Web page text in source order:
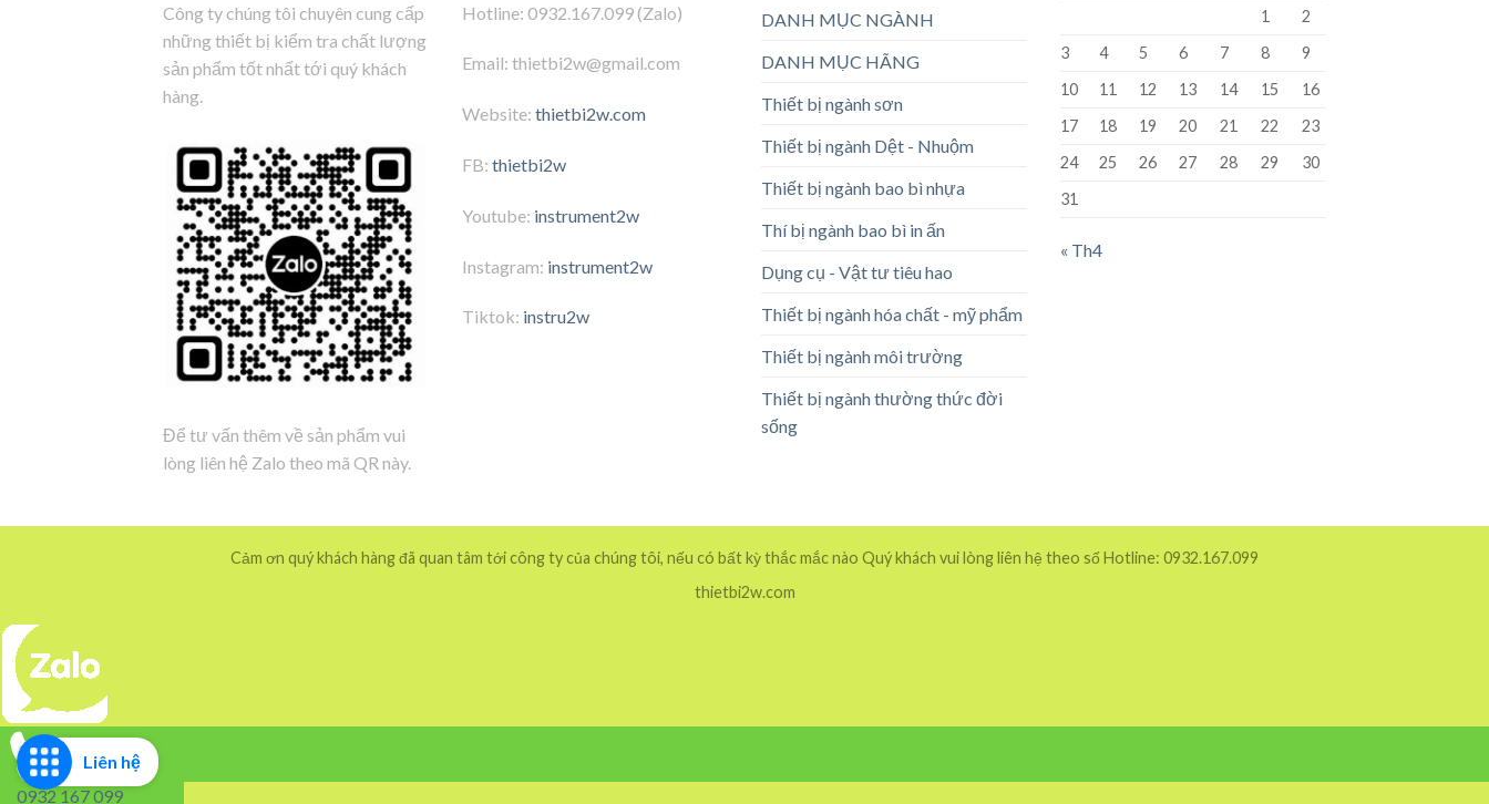
Công ty chúng tôi chuyên cung cấp
những thiết bị kiểm tra chất lượng
sản phẩm tốt nhất tới quý khách
hàng.
Để tư vấn thêm về sản phẩm vui
lòng liên hệ Zalo theo mã QR này.
Hotline: 0932.167.099 (Zalo)
Email: thietbi2w@gmail.com
Website: thietbi2w.com
FB: thietbi2w
Youtube: instrument2w
Instagram: instrument2w
Tiktok: instru2w
DANH MỤC NGÀNH
DANH MỤC HÃNG
Thiết bị ngành sơn
Thiết bị ngành Dệt - Nhuộm
Thiết bị ngành bao bì nhựa
Thí bị ngành bao bì in ấn
Dụng cụ - Vật tư tiêu hao
Thiết bị ngành hóa chất - mỹ phẩm
Thiết bị ngành môi trường
Thiết bị ngành thường thức đời
sống
1
2
3
4 5 6 7 8
9
10
11 12 13 14 15
16
17
18 19 20 21 22
23
24
25 26 27 28 29
30
31
« Th4
Cảm ơn quý khách hàng đã quan tâm tới công ty của chúng tôi, nếu có bất kỳ thắc mắc nào Quý khách vui lòng liên hệ theo số Hotline: 0932.167.099
thietbi2w.com
Liên hệ
0932 167 099